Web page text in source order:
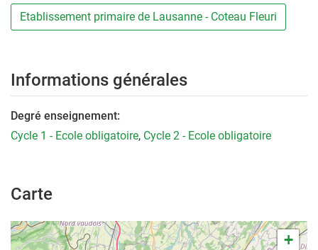
Etablissement primaire de Lausanne - Coteau Fleuri
Informations générales
Degré enseignement:
Cycle 1 - Ecole obligatoire, Cycle 2 - Ecole obligatoire
Carte
+